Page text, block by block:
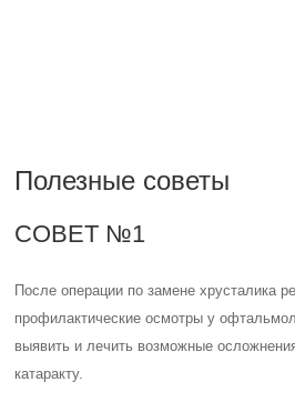
предотвратить развитие вторичной
СОВЕТ №3
Избегайте воздействия
солнцезащитные очки и головные
вредного воздействия солнечного
помочь предотвратить развитие